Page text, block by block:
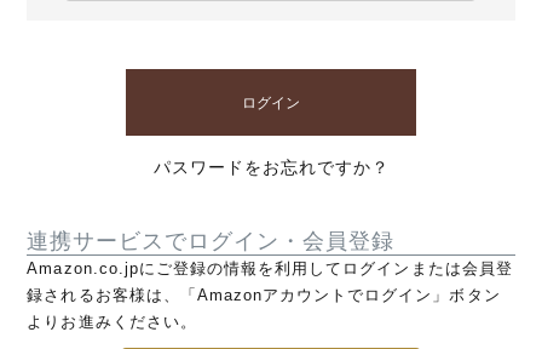
ログイン
パスワードをお忘れですか？
連携サービスでログイン・会員登録
Amazon.co.jpにご登録の情報を利用してログインまたは会員登
録されるお客様は、「Amazonアカウントでログイン」ボタン
よりお進みください。